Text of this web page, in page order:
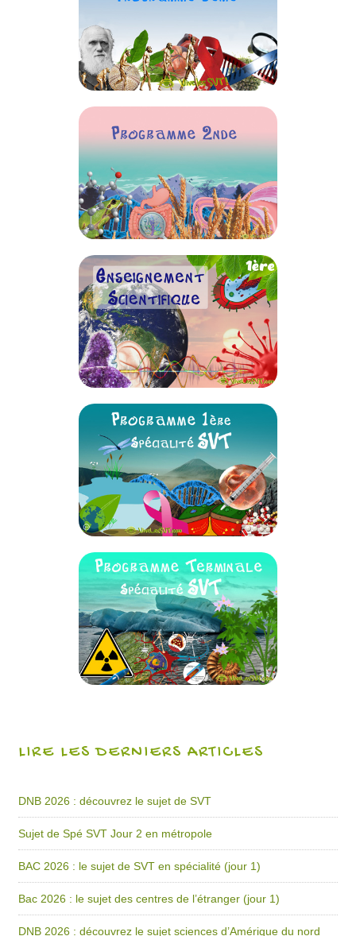
LIRE LES DERNIERS ARTICLES
DNB 2026 : découvrez le sujet de SVT
Sujet de Spé SVT Jour 2 en métropole
BAC 2026 : le sujet de SVT en spécialité (jour 1)
Bac 2026 : le sujet des centres de l’étranger (jour 1)
DNB 2026 : découvrez le sujet sciences d’Amérique du nord